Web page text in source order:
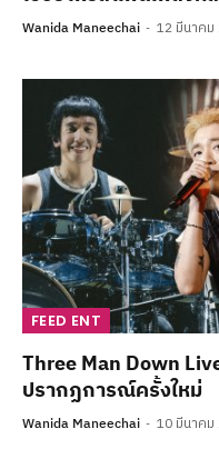
Wanida Maneechai 12 มีนาคม
FEED ENT
Three Man Down
ปรากฏการณ์ครั้งใหม่
Wanida Maneechai 10 มีนาคม